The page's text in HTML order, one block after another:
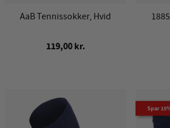
AaB Tennissokker, Hvid
119,00 kr.
Spar